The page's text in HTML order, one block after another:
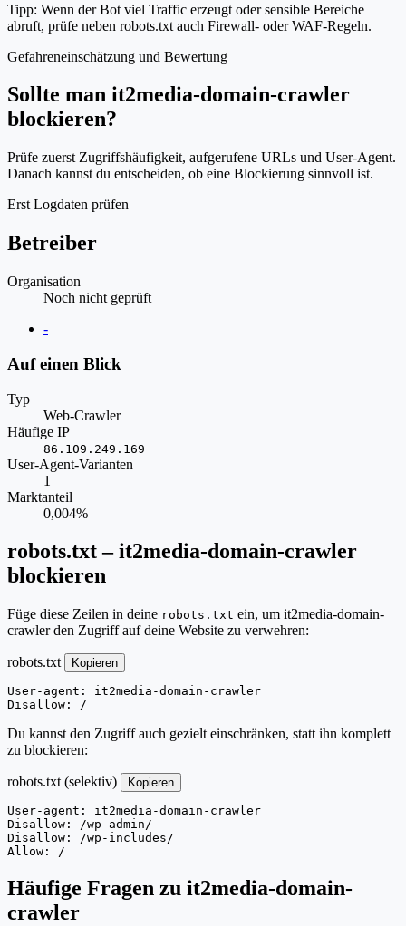
Tipp: Wenn der Bot viel Traffic erzeugt oder sensible Bereiche
abruft, prüfe neben robots.txt auch Firewall- oder WAF-Regeln.
Gefahreneinschätzung und Bewertung
Sollte man it2media-domain-crawler
blockieren?
Prüfe zuerst Zugriffshäufigkeit, aufgerufene URLs und User-Agent.
Danach kannst du entscheiden, ob eine Blockierung sinnvoll ist.
Erst Logdaten prüfen
Betreiber
Organisation
Noch nicht geprüft
Website
-
Auf einen Blick
Typ
Web-Crawler
Häufige IP
86.109.249.169
User-Agent-Varianten
1
Marktanteil
0,004%
robots.txt – it2media-domain-crawler
blockieren
Füge diese Zeilen in deine robots.txt ein, um it2media-domain-
crawler den Zugriff auf deine Website zu verwehren:
robots.txt Kopieren
User-agent: it2media-domain-crawler
Disallow: /
Du kannst den Zugriff auch gezielt einschränken, statt ihn komplett
zu blockieren:
robots.txt (selektiv) Kopieren
User-agent: it2media-domain-crawler
Disallow: /wp-admin/
Disallow: /wp-includes/
Allow: /
Häufige Fragen zu it2media-domain-
crawler